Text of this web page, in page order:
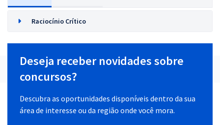
Raciocínio Crítico
Deseja receber novidades sobre
concursos?
Descubra as oportunidades disponíveis dentro da sua
área de interesse ou da região onde você mora.